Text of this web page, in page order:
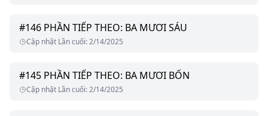
#146 PHẦN TIẾP THEO: BA MƯƠI SÁU
Cập nhật Lần cuối:2/14/2025
#145 PHẦN TIẾP THEO: BA MƯƠI BỐN
Cập nhật Lần cuối:2/14/2025